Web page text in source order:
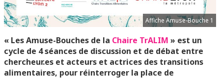
Affiche Amuse-Bouche 1
« Les Amuse-Bouches de la Chaire TrALIM » est un
cycle de 4 séances de discussion et de débat entre
chercheur.es et acteurs et actrices des transitions
alimentaires, pour réinterroger la place de